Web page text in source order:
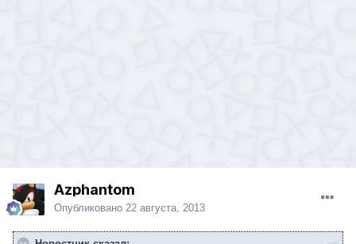
Azphantom
Опубликовано 22 августа, 2013